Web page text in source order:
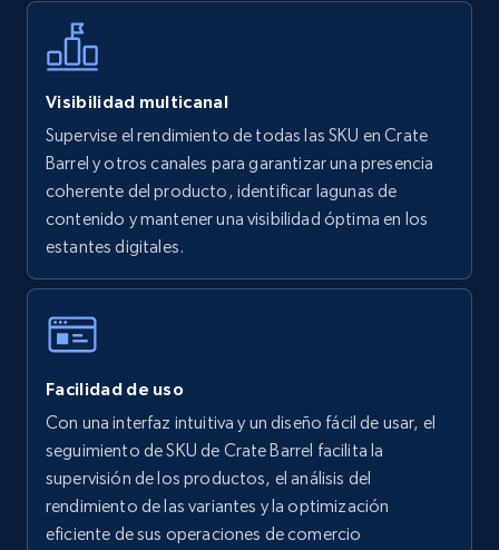
Walmart - products - Find new products by
using specific category URL
URL, Final price, Sku, Currency, Gtin,
more.
5.6K+ 875+ Comenzar ahora
specific keywords
Specifications, Image urls, Top reviews, and
more.
5.6K+ 875+ Comenzar ahora
Visibilidad multicanal
Supervise el rendimiento de todas las SKU en Crate
Barrel y otros canales para garantizar una presencia
coherente del producto, identificar lagunas de
contenido y mantener una visibilidad óptima en los
estantes digitales.
Facilidad de uso
Con una interfaz intuitiva y un diseño fácil de usar, el
seguimiento de SKU de Crate Barrel facilita la
supervisión de los productos, el análisis del
rendimiento de las variantes y la optimización
eficiente de sus operaciones de comercio